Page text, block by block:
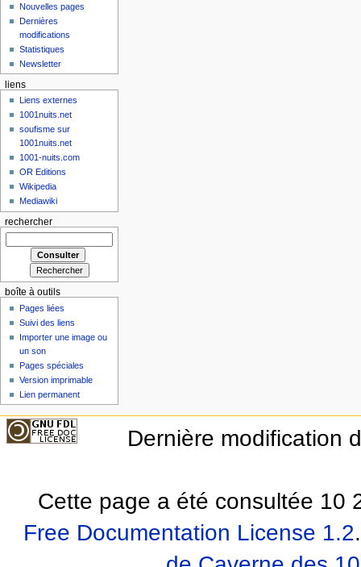
Nouvelles pages
Dernières
modifications
Statistiques
Newsletter
liens
Liens externes
1001nuits.net
soufisme sur
1001nuits.net
1001-nuits.com
OR Editions
Wikipedia
Mediawiki
rechercher
boîte à outils
Pages liées
Suivi des liens
Importer une image ou
un son
Pages spéciales
Version imprimable
Lien permanent
Dernière modification
Cette page a été consultée 10
Free Documentation License 1.2.